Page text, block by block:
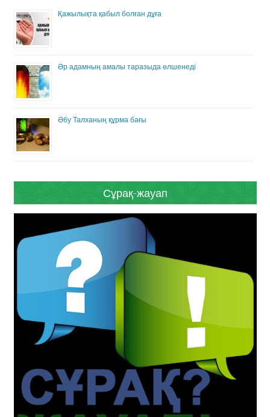
Қажылықта қабыл болған дұға
Әр адамның амалы таразыда өлшенеді
Әбу Талханың құрма бағы
Сұрақ-жауап